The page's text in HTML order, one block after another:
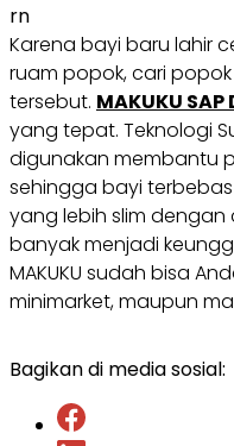
rn
Karena bayi baru lahir
ruam popok, cari
tersebut. MAKUKU
yang tepat. Teknologi
digunakan membantu
sehingga bayi
yang lebih slim
banyak menjadi
MAKUKU sudah bisa
minimarket, maupun
Bagikan di media sosial: